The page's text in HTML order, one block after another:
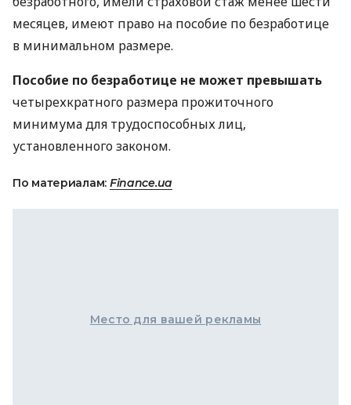
месяцев, имеют право на пособие по безработице
в минимальном размере.
Пособие по безработице не может превышать
четырехкратного размера прожиточного
минимума для трудоспособных лиц,
установленного законом.
По материалам: Finance.ua
Место для вашей рекламы